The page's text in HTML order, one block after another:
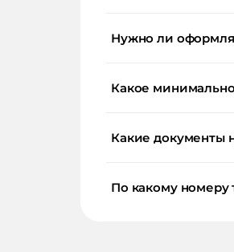
Нужно ли
Какое
Какие документы
По какому номеру